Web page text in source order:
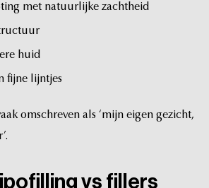
met natuurlijke zachtheid
huid
fijne lijntjes
omschreven als ‘mijn eigen gezicht,
lipofilling vs fillers